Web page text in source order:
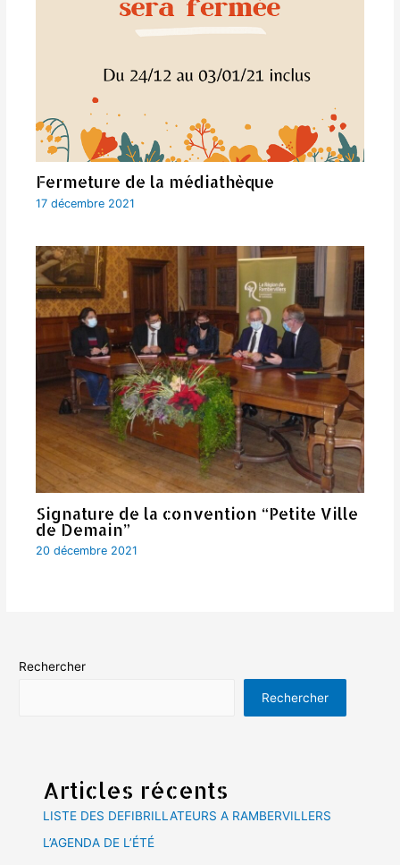
Fermeture de la médiathèque
17 décembre 2021
Signature de la convention “Petite Ville
de Demain”
20 décembre 2021
Rechercher
Rechercher
Articles récents
LISTE DES DEFIBRILLATEURS A RAMBERVILLERS
L’AGENDA DE L’ÉTÉ